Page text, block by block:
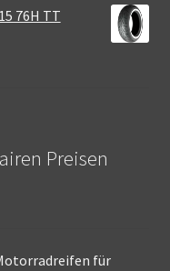
76H TT
Preisen
für